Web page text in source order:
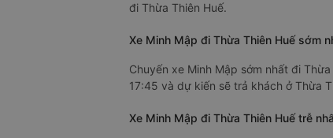
đi Thừa Thiên Huế.
Xe Minh Mập đi Thừa Thiên Huế sớm
Chuyến xe Minh Mập sớm nhất đi
17:45 và dự kiến sẽ trả khách ở Thừa
Xe Minh Mập đi Thừa Thiên Huế trễ